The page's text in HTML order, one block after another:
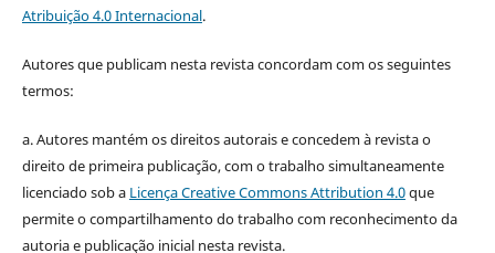
Atribuição 4.0 Internacional.
Autores que publicam nesta revista concordam com os seguintes
termos:
a. Autores mantém os direitos autorais e concedem à revista o
direito de primeira publicação, com o trabalho simultaneamente
licenciado sob a Licença Creative Commons Attribution 4.0que
permite o compartilhamento do trabalho com reconhecimento da
autoria e publicação inicial nesta revista.